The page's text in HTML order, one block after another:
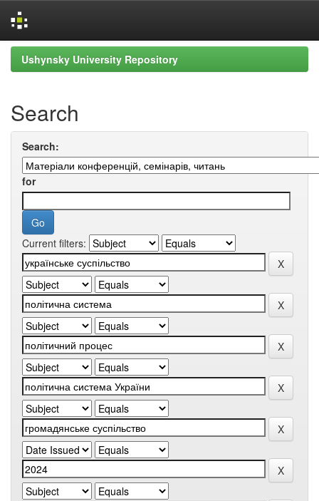
Skip
navigation
Ushynsky University Repository
Search
Search:
for
Current filters: